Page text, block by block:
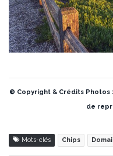
© Copyright & Crédits
de
Mots-clés Chips